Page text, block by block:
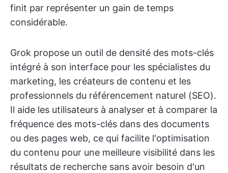
finit par représenter un gain de temps
considérable.
Grok propose un outil de densité des mots-clés
intégré à son interface pour les spécialistes du
marketing, les créateurs de contenu et les
professionnels du référencement naturel (SEO).
Il aide les utilisateurs à analyser et à comparer la
fréquence des mots-clés dans des documents
ou des pages web, ce qui facilite l'optimisation
du contenu pour une meilleure visibilité dans les
résultats de recherche sans avoir besoin d'un